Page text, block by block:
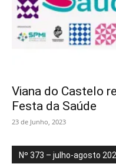
Viana do Castelo
Festa da Saúde
23 de Junho, 2023
Nº 373 – julho-agosto